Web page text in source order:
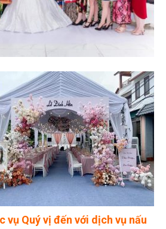
vụ Quý vị đến với dịch vụ nấu